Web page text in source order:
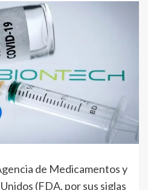
de Medicamentos y
(FDA, por sus siglas